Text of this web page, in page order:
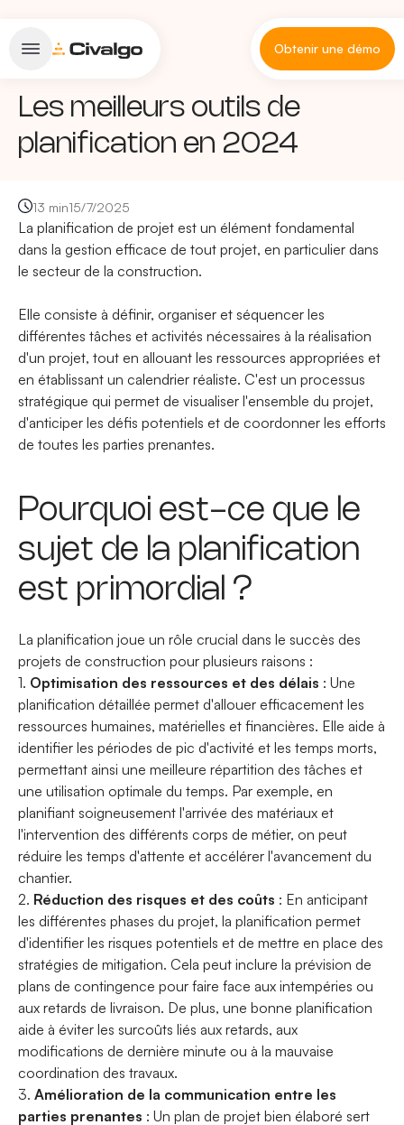
Obtenir une démo
Les meilleurs outils de
planification en 2024
13 min15/7/2025
La planification de projet est un élément fondamental
dans la gestion efficace de tout projet, en particulier dans
le secteur de la construction.
Elle consiste à définir, organiser et séquencer les
différentes tâches et activités nécessaires à la réalisation
d'un projet, tout en allouant les ressources appropriées et
en établissant un calendrier réaliste. C'est un processus
stratégique qui permet de visualiser l'ensemble du projet,
d'anticiper les défis potentiels et de coordonner les efforts
de toutes les parties prenantes.
Pourquoi est-ce que le
sujet de la planification
est primordial ?
La planification joue un rôle crucial dans le succès des
projets de construction pour plusieurs raisons :
1. Optimisation des ressources et des délais : Une
planification détaillée permet d'allouer efficacement les
ressources humaines, matérielles et financières. Elle aide à
identifier les périodes de pic d'activité et les temps morts,
permettant ainsi une meilleure répartition des tâches et
une utilisation optimale du temps. Par exemple, en
planifiant soigneusement l'arrivée des matériaux et
l'intervention des différents corps de métier, on peut
réduire les temps d'attente et accélérer l'avancement du
chantier.
2. Réduction des risques et des coûts : En anticipant
les différentes phases du projet, la planification permet
d'identifier les risques potentiels et de mettre en place des
stratégies de mitigation. Cela peut inclure la prévision de
plans de contingence pour faire face aux intempéries ou
aux retards de livraison. De plus, une bonne planification
aide à éviter les surcoûts liés aux retards, aux
modifications de dernière minute ou à la mauvaise
coordination des travaux.
3. Amélioration de la communication entre les
parties prenantes : Un plan de projet bien élaboré sert